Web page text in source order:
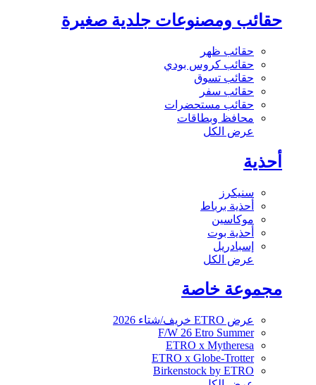
حقائب ومصنوعات جلدية صغيرة
حقائب ظهر
حقائب كروس بودي
حقائب تسوق
حقائب سفر
حقائب مستحضرات
محافظ وبطاقات
عرض الكل
أحذية
سنيكرز
أحذية برباط
موكاسين
أحذية بوت
إسبادريل
عرض الكل
مجموعة خاصة
عرض ETRO خريف/شتاء 2026
F/W 26 Etro Summer
ETRO x Mytheresa
ETRO x Globe-Trotter
Birkenstock by ETRO